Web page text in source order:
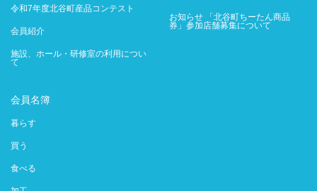
令和7年度北谷町産品コンテスト
会員紹介
施設、ホール・研修室の利用につい
て
お知らせ 「北谷町ちーたん商品
券」参加店舗募集について
会員名簿
暮らす
買う
食べる